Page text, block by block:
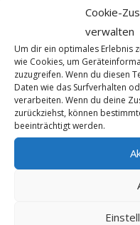
Cookie-
verwalten
Um dir ein optimales Erlebnis
wie Cookies, um
zuzugreifen. Wenn du diesen
Daten wie das Surfverhalten
verarbeiten. Wenn du deine
zurückziehst, können
beeinträchtigt werden.
Kinder
Körpergeruch
Live vom Jakobsweg